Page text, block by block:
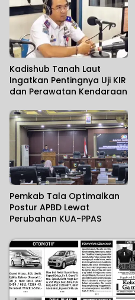
Kadishub Tanah Laut
Ingatkan Pentingnya Uji KIR
dan Perawatan Kendaraan
Pemkab Tala Optimalkan
Postur APBD Lewat
Perubahan KUA-PPAS